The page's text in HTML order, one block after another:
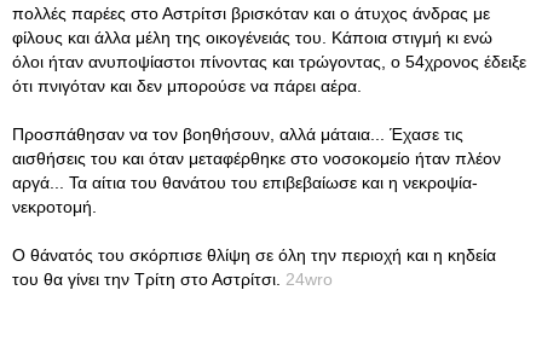
πολλές παρέες στο Αστρίτσι βρισκόταν και ο άτυχος άνδρας με
φίλους και άλλα μέλη της οικογένειάς του. Κάποια στιγμή κι ενώ
όλοι ήταν ανυποψίαστοι πίνοντας και τρώγοντας, ο 54χρονος έδειξε
ότι πνιγόταν και δεν μπορούσε να πάρει αέρα.
Προσπάθησαν να τον βοηθήσουν, αλλά μάταια... Έχασε τις
αισθήσεις του και όταν μεταφέρθηκε στο νοσοκομείο ήταν πλέον
αργά... Τα αίτια του θανάτου του επιβεβαίωσε και η νεκροψία-
νεκροτομή.
Ο θάνατός του σκόρπισε θλίψη σε όλη την περιοχή και η κηδεία
του θα γίνει την Τρίτη στο Αστρίτσι. 24wro